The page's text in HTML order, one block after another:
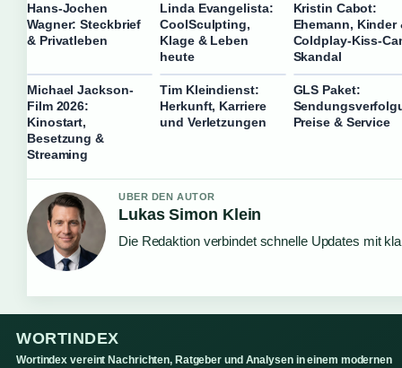
Hans-Jochen
Wagner: Steckbrief
& Privatleben
Linda Evangelista:
CoolSculpting,
Klage & Leben
heute
Kristin Cabot:
Ehemann, Kinder
Coldplay-Kiss-
Skandal
Michael Jackson-
Film 2026:
Kinostart,
Besetzung &
Streaming
Tim Kleindienst:
Herkunft, Karriere
und Verletzungen
GLS Paket:
Preise & Service
UBER DEN AUTOR
Lukas Simon Klein
Die Redaktion verbindet schnelle Updates mit
WORTINDEX
Wortindex vereint Nachrichten, Ratgeber und Analysen in einem modernen